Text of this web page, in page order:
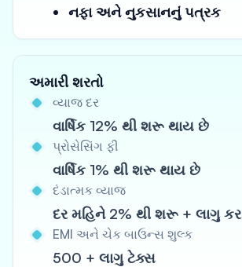
નફા અને નુકસાનનું પત્રક
અમારી શરતો
વ્યાજ દર
વાર્ષિક 12% થી શરૂ થાય છે
પ્રોસેસિંગ ફી
વાર્ષિક 1% થી શરૂ થાય છે
દંડાત્મક વ્યાજ
દર મહિને 2% થી શરૂ + લાગુ કર
EMI અને ચેક બાઉન્સ શુલ્ક
500 + લાગુ ટેક્સ